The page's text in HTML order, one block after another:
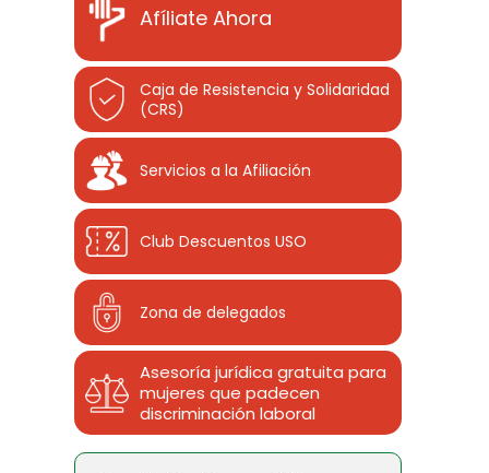
Afíliate Ahora
Caja de Resistencia y Solidaridad
(CRS)
Servicios a la Afiliación
Club Descuentos USO
Zona de delegados
Asesoría jurídica gratuita para
mujeres que padecen
discriminación laboral